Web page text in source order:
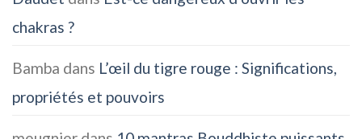
chakras ?
Bamba dans L’œil du tigre rouge : Significations,
propriétés et pouvoirs